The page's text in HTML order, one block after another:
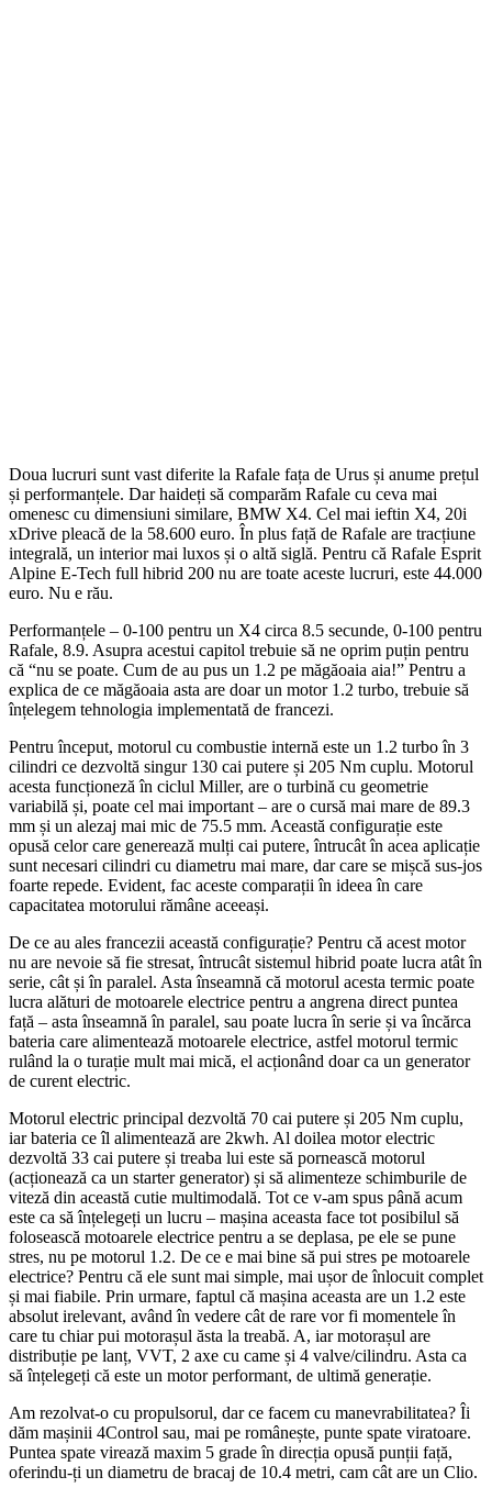
Doua lucruri sunt vast diferite la Rafale fața de Urus și anume prețul
și performanțele. Dar haideți să comparăm Rafale cu ceva mai
omenesc cu dimensiuni similare, BMW X4. Cel mai ieftin X4, 20i
xDrive pleacă de la 58.600 euro. În plus față de Rafale are tracțiune
integrală, un interior mai luxos și o altă siglă. Pentru că Rafale Esprit
Alpine E-Tech full hibrid 200 nu are toate aceste lucruri, este 44.000
euro. Nu e rău.
Performanțele – 0-100 pentru un X4 circa 8.5 secunde, 0-100 pentru
Rafale, 8.9. Asupra acestui capitol trebuie să ne oprim puțin pentru
că “nu se poate. Cum de au pus un 1.2 pe măgăoaia aia!” Pentru a
explica de ce măgăoaia asta are doar un motor 1.2 turbo, trebuie să
înțelegem tehnologia implementată de francezi.
Pentru început, motorul cu combustie internă este un 1.2 turbo în 3
cilindri ce dezvoltă singur 130 cai putere și 205 Nm cuplu. Motorul
acesta funcționeză în ciclul Miller, are o turbină cu geometrie
variabilă și, poate cel mai important – are o cursă mai mare de 89.3
mm și un alezaj mai mic de 75.5 mm. Această configurație este
opusă celor care generează mulți cai putere, întrucât în acea aplicație
sunt necesari cilindri cu diametru mai mare, dar care se mișcă sus-jos
foarte repede. Evident, fac aceste comparații în ideea în care
capacitatea motorului rămâne aceeași.
De ce au ales francezii această configurație? Pentru că acest motor
nu are nevoie să fie stresat, întrucât sistemul hibrid poate lucra atât în
serie, cât și în paralel. Asta înseamnă că motorul acesta termic poate
lucra alături de motoarele electrice pentru a angrena direct puntea
față – asta înseamnă în paralel, sau poate lucra în serie și va încărca
bateria care alimentează motoarele electrice, astfel motorul termic
rulând la o turație mult mai mică, el acționând doar ca un generator
de curent electric.
Motorul electric principal dezvoltă 70 cai putere și 205 Nm cuplu,
iar bateria ce îl alimentează are 2kwh. Al doilea motor electric
dezvoltă 33 cai putere și treaba lui este să pornească motorul
(acționează ca un starter generator) și să alimenteze schimburile de
viteză din această cutie multimodală. Tot ce v-am spus până acum
este ca să înțelegeți un lucru – mașina aceasta face tot posibilul să
folosească motoarele electrice pentru a se deplasa, pe ele se pune
stres, nu pe motorul 1.2. De ce e mai bine să pui stres pe motoarele
electrice? Pentru că ele sunt mai simple, mai ușor de înlocuit complet
și mai fiabile. Prin urmare, faptul că mașina aceasta are un 1.2 este
absolut irelevant, având în vedere cât de rare vor fi momentele în
care tu chiar pui motorașul ăsta la treabă. A, iar motorașul are
distribuție pe lanț, VVT, 2 axe cu came și 4 valve/cilindru. Asta ca
să înțelegeți că este un motor performant, de ultimă generație.
Am rezolvat-o cu propulsorul, dar ce facem cu manevrabilitatea? Îi
dăm mașinii 4Control sau, mai pe românește, punte spate viratoare.
Puntea spate virează maxim 5 grade în direcția opusă punții față,
oferindu-ți un diametru de bracaj de 10.4 metri, cam cât are un Clio.